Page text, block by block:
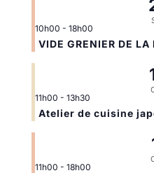
10h00 - 18h00
VIDE GRENIER DE
11h00 - 13h30
Atelier de cuisine
11h00 - 18h00